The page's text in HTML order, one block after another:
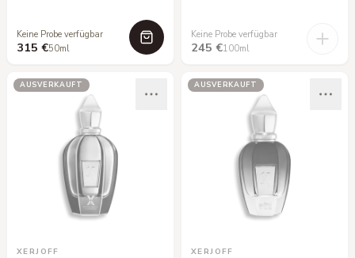
Keine Probe verfügbar
315 €50ml
Keine Probe verfügbar
245 €100ml
AUSVERKAUFT
XERJOFF
AUSVERKAUFT
XERJOFF